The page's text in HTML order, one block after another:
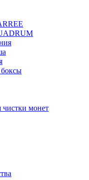
чистки монет